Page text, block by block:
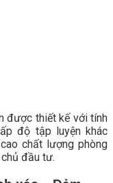
được thiết kế với tính
độ tập luyện khác
chất lượng phòng
đầu tư.